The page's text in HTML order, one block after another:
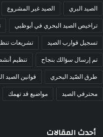
الصيد البري الصيد غير المشروع
تراخيص الصيد البحري في أبوظبي
تسجيل قوارب الصيد تشريعات
تم إرسال سؤالك بنجاح تنظيم
طرق الصّيد البحري قوانين الصيد
محترفي الصيد مواضيع قد تهمك
أحدث المقالات